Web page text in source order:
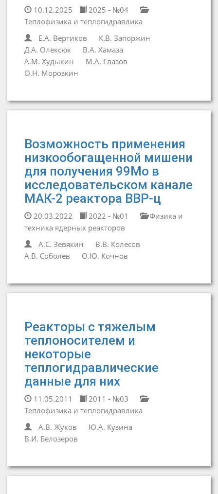
10.12.2025
2025 - №04
Теплофизика и теплогидравлика
Е.А. Вертиков
К.В. Запоржин
Д.А. Олексюк
В.А. Хамаза
А.М. Худыкин
М.А. Глазов
О.Н. Морозкин
Возможность применения
низкообогащенной мишени
для получения 99Мо в
исследовательском канале
МАК-2 реактора ВВР-ц
20.03.2022 2022 - №01
Физика и
техника ядерных реакторов
А.С. Зевякин
В.В. Колесов
А.В. Соболев
О.Ю. Кочнов
Реакторы с тяжелым
теплоносителем и
некоторые
теплогидравлические
данные для них
11.05.2011
2011 - №03
Теплофизика и теплогидравлика
А.В. Жуков
Ю.А. Кузина
В.И. Белозеров